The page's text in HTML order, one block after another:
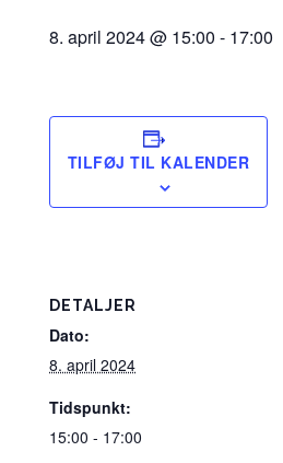
8. april 2024 @ 15:00 - 17:00
TILFØJ TIL KALENDER
DETALJER
Dato:
8. april 2024
Tidspunkt:
15:00 - 17:00